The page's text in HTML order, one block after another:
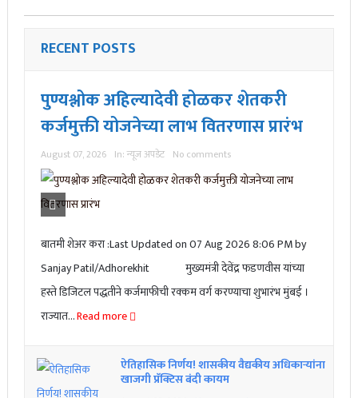
RECENT POSTS
पुण्यश्लोक अहिल्यादेवी होळकर शेतकरी
कर्जमुक्ती योजनेच्या लाभ वितरणास प्रारंभ
August 07, 2026 In: न्यूज अपडेट No comments
बातमी शेअर करा :Last Updated on 07 Aug 2026 8:06 PM by
Sanjay Patil/Adhorekhit मुख्यमंत्री देवेंद्र फडणवीस यांच्या
हस्ते डिजिटल पद्धतीने कर्जमाफीची रक्कम वर्ग करण्याचा शुभारंभ मुंबई ।
राज्यात...Read more
ऐतिहासिक निर्णय! शासकीय वैद्यकीय अधिकाऱ्यांना
खाजगी प्रॅक्टिस बंदी कायम